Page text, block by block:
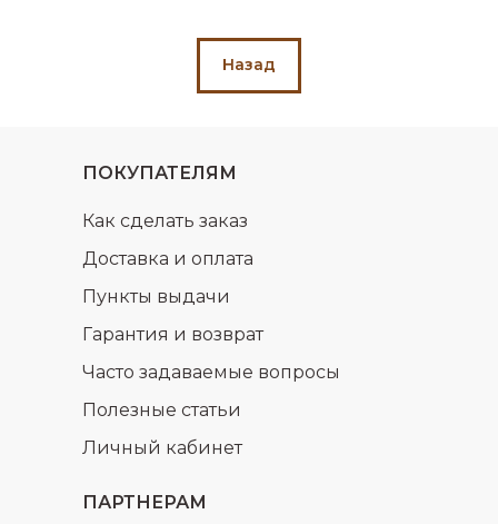
Назад
ПАРТНЕРАМ
ПОКУПАТЕЛЯМ
Доставка и оплата
Часто задаваемые вопросы
Гарантия и возврат
Полезные статьи
Пункты выдачи
Как сделать заказ
Личный кабинет